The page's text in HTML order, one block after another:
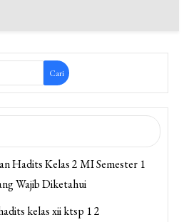
Cari
Hadits Kelas 2 MI Semester 1
Wajib Diketahui
kelas xii ktsp 1 2